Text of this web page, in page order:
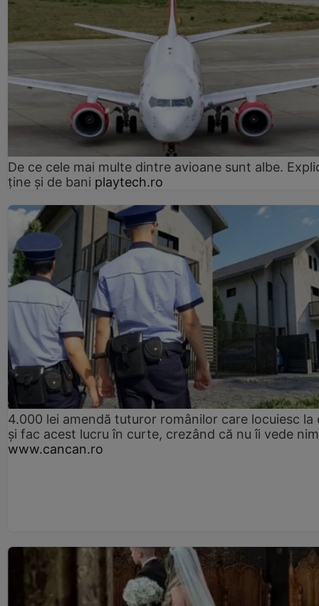
De ce cele mai multe dintre avioane sunt albe.
ține și de bani playtech.ro
4.000 lei amendă tuturor românilor care locuiesc la
și fac acest lucru în curte, crezând că nu îi vede
www.cancan.ro